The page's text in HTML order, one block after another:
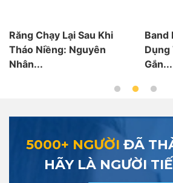
Răng Chạy Lại Sau Khi
Tháo Niềng: Nguyên
Nhân...
Band
Dụng
Gắn...
5000+ NGƯỜI ĐÃ
HÃY LÀ NGƯỜI